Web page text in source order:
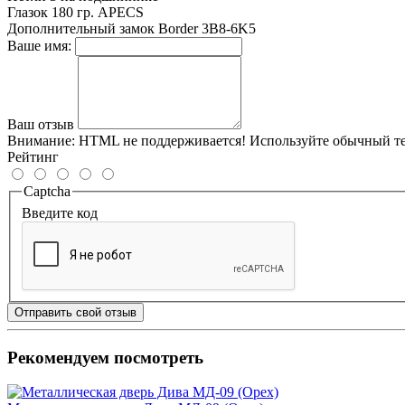
Глазок 180 гр. APECS
Дополнительный замок Border 3B8-6K5
Ваше имя:
Ваш отзыв
Внимание: HTML не поддерживается! Используйте обычный
Рейтинг
Captcha
Введите код
Отправить свой отзыв
Рекомендуем посмотреть